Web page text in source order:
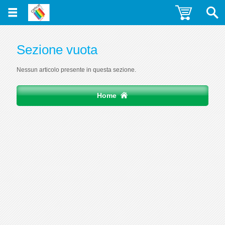
Sezione vuota
Nessun articolo presente in questa sezione.
Home